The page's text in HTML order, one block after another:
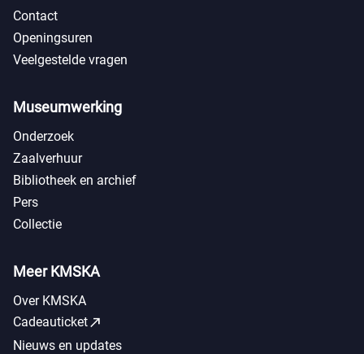
Contact
Openingsuren
Veelgestelde vragen
Museumwerking
Onderzoek
Zaalverhuur
Bibliotheek en archief
Pers
Collectie
Meer KMSKA
Over KMSKA
Cadeauticketcall_made
Nieuws en updates